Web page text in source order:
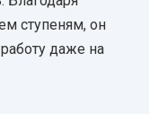
ступеням, он
даже на